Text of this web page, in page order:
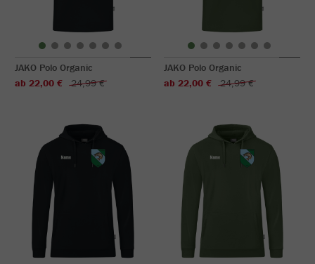
JAKO Polo Organic
ab 22,00 €
24,99 €
JAKO Polo Organic
ab 22,00 €
24,99 €